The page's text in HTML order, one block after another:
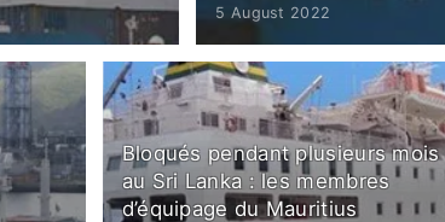
5 August 2022
Bloqués pendant plusieurs mois
au Sri Lanka : les membres
d’équipage du Mauritius